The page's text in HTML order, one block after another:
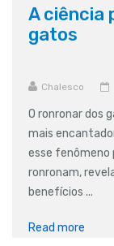
A ciência
gatos
Chalesco
O ronronar dos
mais
esse fenômeno
ronronam,
benefícios ...
Read more